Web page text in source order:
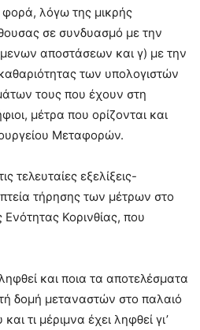
λόγω της μικρής
σε συνδυασμό με την
αποστάσεων και γ) με την
των υπολογιστών
τους που έχουν στη
μέτρα που ορίζονται και
Μεταφορών.
τελευταίες εξελίξεις-
τήρησης των μέτρων στο
Ενότητας Κορινθίας, που
και ποια τα αποτελέσματα
δομή μεταναστών στο παλαιό
τι μέριμνα έχει ληφθεί γι’